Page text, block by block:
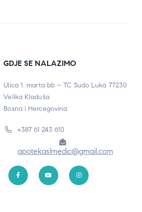
GDJE SE NALAZIMO
Ulica 1. marta bb – TC Sudo Luka 77230
Velika Kladuša
Bosna i Hercegovina
+387 61 243 610
apotekaslmedic@gmail.com